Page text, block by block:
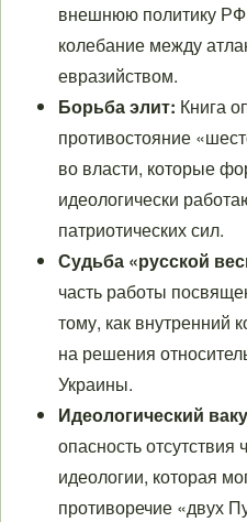
внешнюю политику РФ
колебание между
евразийством.
Борьба элит: Книга
противостояние
во власти, которые
идеологически
патриотических сил.
Судьба «русской
часть работы
тому, как внутренний
на решения
Украины.
Идеологический
опасность отсутствия
идеологии, которая
противоречие «двух